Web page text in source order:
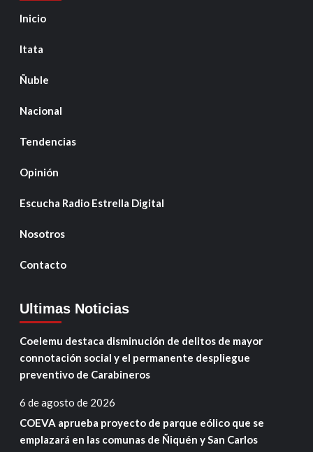
Inicio
Itata
Ñuble
Nacional
Tendencias
Opinión
Escucha Radio Estrella Digital
Nosotros
Contacto
Ultimas Noticias
Coelemu destaca disminución de delitos de mayor
connotación social y el permanente despliegue
preventivo de Carabineros
6 de agosto de 2026
COEVA aprueba proyecto de parque eólico que se
emplazará en las comunas de Ñiquén y San Carlos